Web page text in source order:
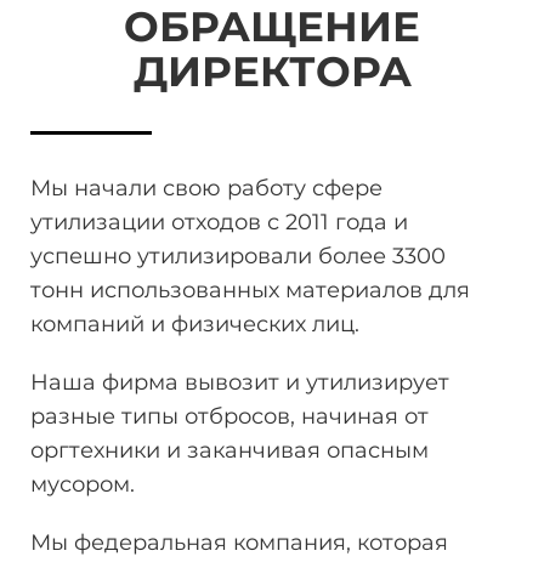
ОБРАЩЕНИЕ
ДИРЕКТОРА
Мы начали свою работу сфере
утилизации отходов с 2011 года и
успешно утилизировали более 3300
тонн использованных материалов для
компаний и физических лиц.
Наша фирма вывозит и утилизирует
разные типы отбросов, начиная от
оргтехники и заканчивая опасным
мусором.
Мы федеральная компания, которая